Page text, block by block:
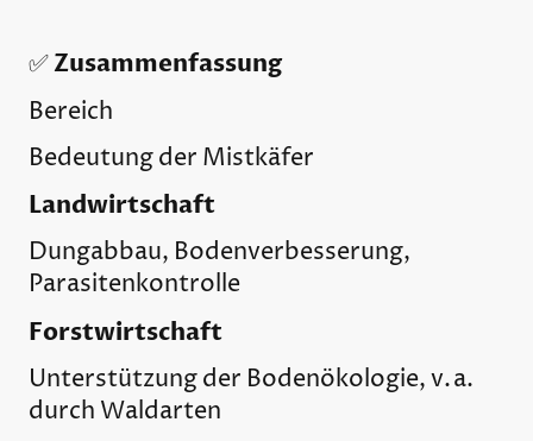
✅Zusammenfassung
Bereich
Bedeutung der Mistkäfer
Landwirtschaft
Dungabbau, Bodenverbesserung,
Parasitenkontrolle
Forstwirtschaft
Unterstützung der Bodenökologie, v. a.
durch Waldarten